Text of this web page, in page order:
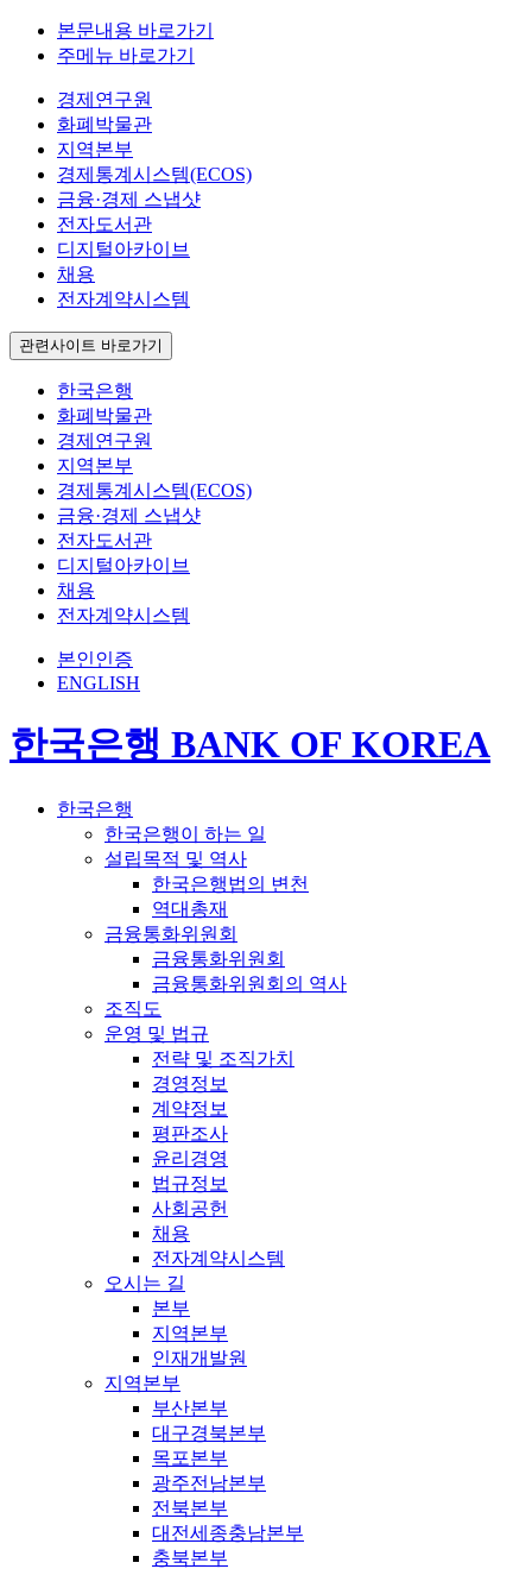
본문내용 바로가기
주메뉴 바로가기
경제연구원
화폐박물관
지역본부
경제통계시스템(ECOS)
금융·경제 스냅샷
전자도서관
디지털아카이브
채용
전자계약시스템
관련사이트 바로가기
한국은행
화폐박물관
경제연구원
지역본부
경제통계시스템(ECOS)
금융·경제 스냅샷
전자도서관
디지털아카이브
채용
전자계약시스템
본인인증
ENGLISH
한국은행 BANK OF KOREA
한국은행
한국은행이 하는 일
설립목적 및 역사
한국은행법의 변천
역대총재
금융통화위원회
금융통화위원회
금융통화위원회의 역사
조직도
운영 및 법규
전략 및 조직가치
경영정보
계약정보
평판조사
윤리경영
법규정보
사회공헌
채용
전자계약시스템
오시는 길
본부
지역본부
인재개발원
지역본부
부산본부
대구경북본부
목포본부
광주전남본부
전북본부
대전세종충남본부
충북본부